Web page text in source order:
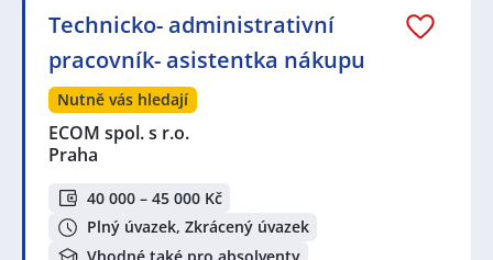
Technicko- administrativní
pracovník- asistentka nákupu
Nutně vás hledají
ECOM spol. s r.o.
Praha
40 000 – 45 000 Kč
Plný úvazek, Zkrácený úvazek